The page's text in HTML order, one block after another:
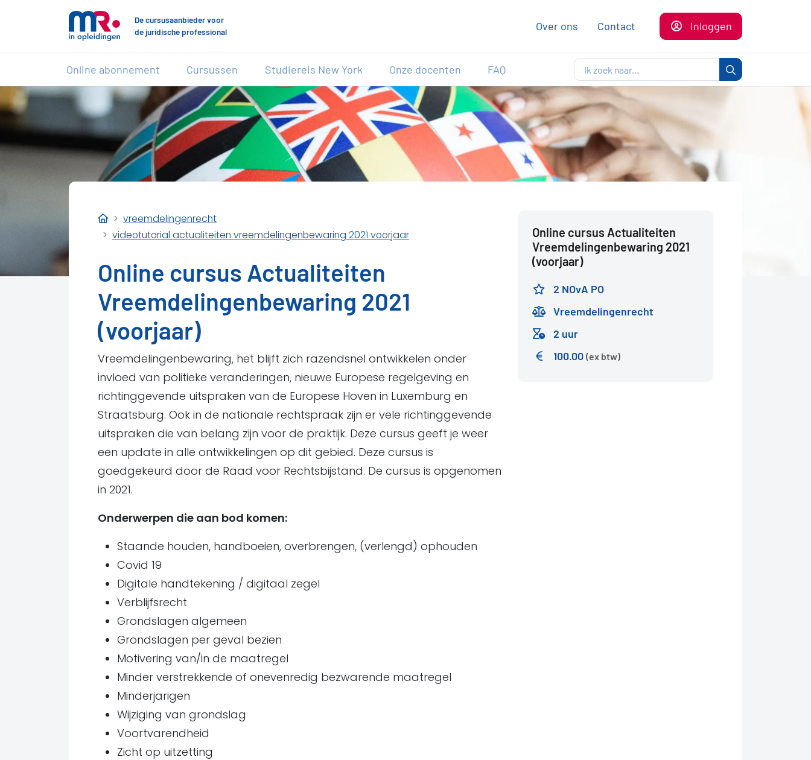
De cursusaanbieder voor
de juridische professional
Over ons Contact Inloggen
Online abonnement Cursussen Studiereis New York Onze docenten FAQ
vreemdelingenrecht
videotutorial actualiteiten vreemdelingenbewaring 2021 voorjaar
Online cursus Actualiteiten
Vreemdelingenbewaring 2021
(voorjaar)
Vreemdelingenbewaring, het blijft zich razendsnel ontwikkelen onder
invloed van politieke veranderingen, nieuwe Europese regelgeving en
richtinggevende uitspraken van de Europese Hoven in Luxemburg en
Straatsburg. Ook in de nationale rechtspraak zijn er vele richtinggevende
uitspraken die van belang zijn voor de praktijk. Deze cursus geeft je weer
een update in alle ontwikkelingen op dit gebied. Deze cursus is
goedgekeurd door de Raad voor Rechtsbijstand. De cursus is opgenomen
in 2021.
Onderwerpen die aan bod komen:
Staande houden, handboeien, overbrengen, (verlengd) ophouden
Covid 19
Digitale handtekening / digitaal zegel
Verblijfsrecht
Grondslagen algemeen
Grondslagen per geval bezien
Motivering van/in de maatregel
Minder verstrekkende of onevenredig bezwarende maatregel
Minderjarigen
Wijziging van grondslag
Voortvarendheid
Zicht op uitzetting
Online cursus Actualiteiten
Vreemdelingenbewaring 2021
(voorjaar)
2 NOvA PO
Vreemdelingenrecht
2 uur
100.00 (ex btw)